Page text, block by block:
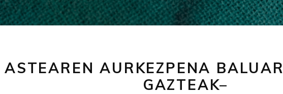
ASTEAREN AURKEZPENA
GAZTEAK–